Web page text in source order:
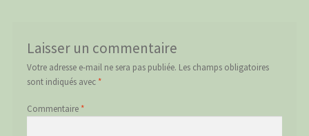
Laisser un commentaire
Votre adresse e-mail ne sera pas publiée. Les champs obligatoires
sont indiqués avec *
Commentaire *